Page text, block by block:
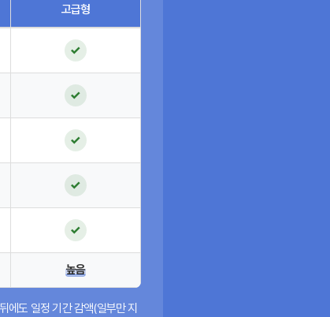
고급형
✓
✓
✓
✓
✓
높음
에도 일정 기간 감액(일부만 지